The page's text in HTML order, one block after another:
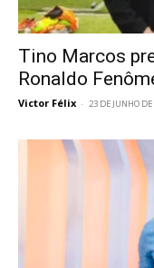
Tino Marcos
Ronaldo
Victor Félix - 23 DE JUNHO